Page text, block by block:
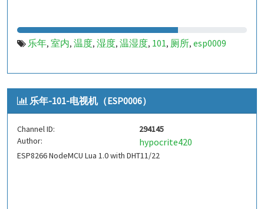
乐年, 室内, 温度, 湿度, 温湿度, 101, 厕所, esp0009
乐年-101-电视机（ESP0006）
Channel ID:
294145
Author:
hypocrite420
ESP8266 NodeMCU Lua 1.0 with DHT11/22